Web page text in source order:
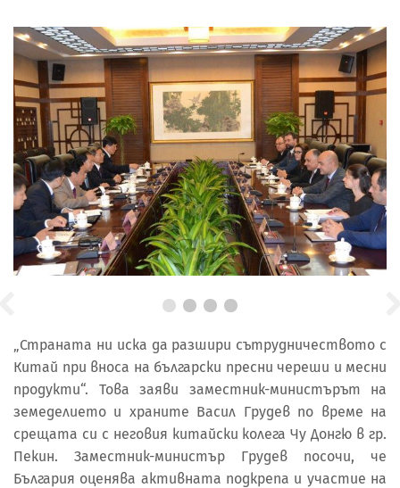
„Страната ни иска да разшири сътрудничеството с
Китай при вноса на български пресни череши и месни
продукти“. Това заяви заместник-министърът на
земеделието и храните Васил Грудев по време на
срещата си с неговия китайски колега Чу Донгю в гр.
Пекин. Заместник-министър Грудев посочи, че
България оценява активната подкрепа и участие на